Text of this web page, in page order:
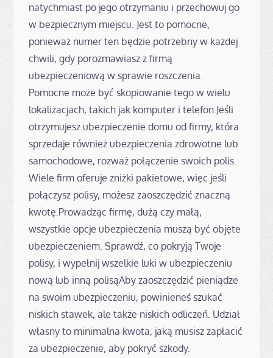
natychmiast po jego otrzymaniu i przechowuj go
w bezpiecznym miejscu. Jest to pomocne,
ponieważ numer ten będzie potrzebny w każdej
chwili, gdy porozmawiasz z firmą
ubezpieczeniową w sprawie roszczenia.
Pomocne może być skopiowanie tego w wielu
lokalizacjach, takich jak komputer i telefon.Jeśli
otrzymujesz ubezpieczenie domu od firmy, która
sprzedaje również ubezpieczenia zdrowotne lub
samochodowe, rozważ połączenie swoich polis.
Wiele firm oferuje zniżki pakietowe, więc jeśli
połączysz polisy, możesz zaoszczędzić znaczną
kwotę.Prowadząc firmę, dużą czy małą,
wszystkie opcje ubezpieczenia muszą być objęte
ubezpieczeniem. Sprawdź, co pokryją Twoje
polisy, i wypełnij wszelkie luki w ubezpieczeniu
nową lub inną polisąAby zaoszczędzić pieniądze
na swoim ubezpieczeniu, powinieneś szukać
niskich stawek, ale także niskich odliczeń. Udział
własny to minimalna kwota, jaką musisz zapłacić
za ubezpieczenie, aby pokryć szkody.